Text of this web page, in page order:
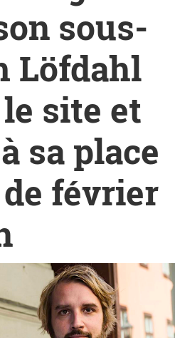
sous-
Löfdahl
site et
sa place
février